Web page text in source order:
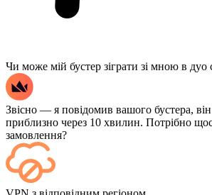
Чи може мій бустер зіграти зі мною в дуо
Звісно — я повідомив вашого бустера,
приблизно через 10 хвилин. Потрібно
замовлення?
Так, кожен матч відображається на вашій